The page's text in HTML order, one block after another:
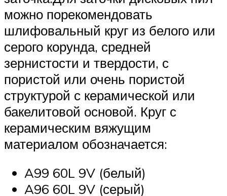
можно порекомендовать
шлифовальный круг из белого или
серого корунда, средней
зернистости и твердости, с
пористой или очень пористой
структурой с керамической или
бакелитовой основой. Круг с
керамическим вяжущим
материалом обозначается:
A99 60L 9V (белый)
A96 60L 9V (серый)